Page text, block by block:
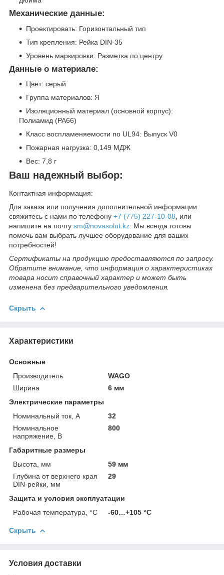
Механические данные:
Проектировать: Горизонтальный тип
Тип крепления: Рейка DIN-35
Уровень маркировки: Разметка по центру
Данные о материале:
Цвет: серый
Группа материалов: Я
Изоляционный материал (основной корпус):
Полиамид (PA66)
Класс воспламеняемости по UL94: Выпуск V0
Пожарная нагрузка: 0,149 МДЖ
Вес: 7,8 г
Ваш надежный выбор:
Контактная информация:
Для заказа или получения дополнительной информации
свяжитесь с нами по телефону +7 (775) 227-10-08 , или
напишите на почту sm@novasolut.kz . Мы всегда готовы
помочь вам выбрать лучшее оборудование для ваших
потребностей!
Сертификаты на продукцию предоставляются по запросу.
Обратите внимание, что информация о характеристиках
товара носит справочный характер и может быть
изменена без предварительного уведомления.
Скрыть
Характеристики
Основные
Производитель
WAGO
Ширина
6 мм
Электрические параметры
Номинальный ток, A
32
Номинальное
напряжение, В
800
Габаритные размеры
Высота, мм
59 мм
Глубина от верхнего края
DIN-рейки, мм
29
Защита и условия эксплуатации
Рабочая температура, °C
-60…+105 °С
Скрыть
Условия доставки